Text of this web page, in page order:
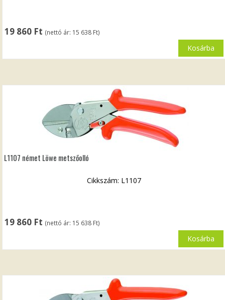
19 860 Ft (nettó ár: 15 638 Ft)
Kosárba
L1107 német Löwe metszőolló
19 860 Ft (nettó ár: 15 638 Ft)
Cikkszám: L1107
Kosárba